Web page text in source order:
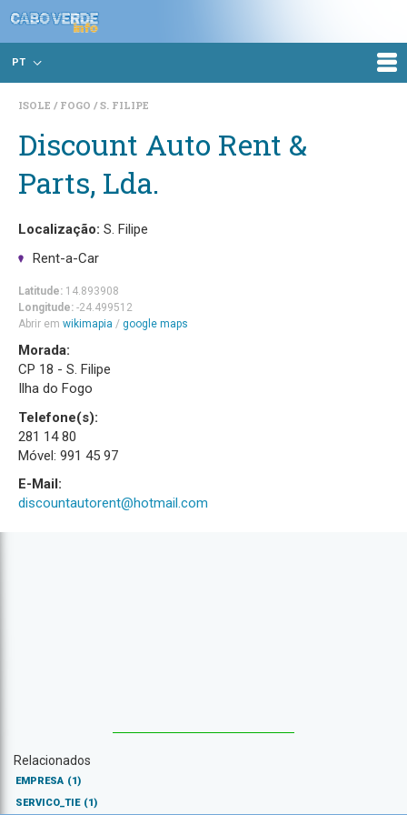
PT
ISOLE FOGO S. FILIPE
Discount Auto Rent &
Parts, Lda.
Localização: S. Filipe
Rent-a-Car
Latitude: 14.893908
Longitude: -24.499512
Abrir em wikimapia / google maps
Morada:
CP 18 - S. Filipe
Ilha do Fogo
Telefone(s):
281 14 80
Móvel: 991 45 97
E-Mail:
discountautorent@hotmail.com
Relacionados
EMPRESA (1)
SERVICO_TIE (1)